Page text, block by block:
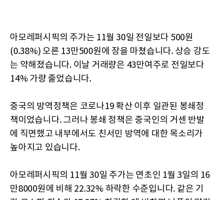
아모레퍼시픽의 주가는 11월 30일 전일보다 500원
(0.38%) 오른 13만500원에 장을 마쳤습니다. 상승 강도
는 약해졌습니다. 이날 거래량은 43만여주로 전일보다
14% 가량 줄었습니다.
중국의 방역정책은 코로나19 확산 이후 일관된 봉쇄정
책이었습니다. 그러나 봉쇄 정책은 중국인의 거센 반발
에 직면했고 내부에서도 친서민 방역에 대한 목소리가
높아지고 있습니다.
아모레퍼시픽의 11월 30일 주가는 연초인 1월 3일의 16
만8000원에 비해 22.32% 하락한 수준입니다. 같은 기